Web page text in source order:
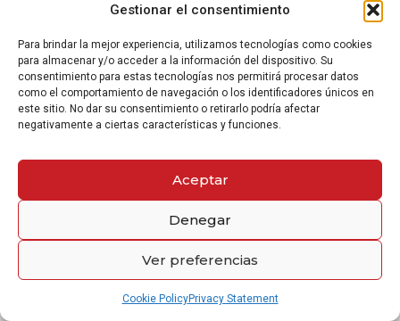
Gestionar el consentimiento
Para brindar la mejor experiencia, utilizamos tecnologías como cookies
para almacenar y/o acceder a la información del dispositivo. Su
consentimiento para estas tecnologías nos permitirá procesar datos
como el comportamiento de navegación o los identificadores únicos en
este sitio. No dar su consentimiento o retirarlo podría afectar
negativamente a ciertas características y funciones.
Aceptar
Denegar
Ver preferencias
Cookie PolicyPrivacy Statement
Buen día, tengo 32 años, Administradora de Empresas
documentos la próxima semana con examenes de idiomas
ingles y frances y traducción de todos los documentos (ya me
los han devuelto 2 veces, por ausencia de algunos
documentos), mi duda es la siguiente, soy casada pero no
convivo con mi esposo (no es el papá del niño) y el tramite lo
estoy haciendo sola, me afectá en algo que este casada pero
tramite de separación?. y en caso tal solo debería adjuntar el
registro civil de matrimonio de él?. o simplemente puedo
escribir que soy soltera y ya.
says: November 23, 2012 at 11:33